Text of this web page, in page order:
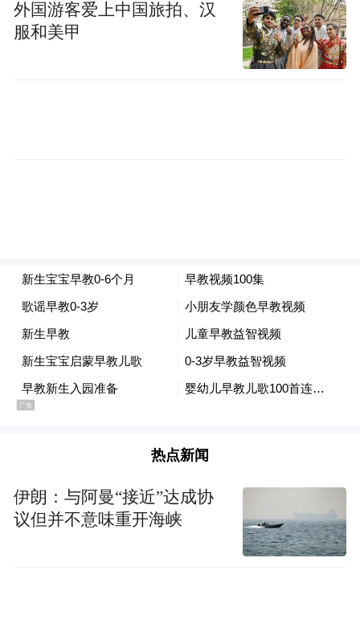
外国游客爱上中国旅拍、汉
服和美甲
热点新闻
伊朗：与阿曼“接近”达成协
议但并不意味重开海峡